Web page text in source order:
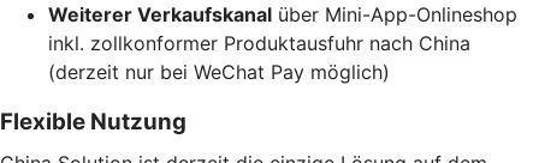
Weiterer Verkaufskanal über Mini-App-Onlineshop
inkl. zollkonformer Produktausfuhr nach China
(derzeit nur bei WeChat Pay möglich)
Flexible Nutzung